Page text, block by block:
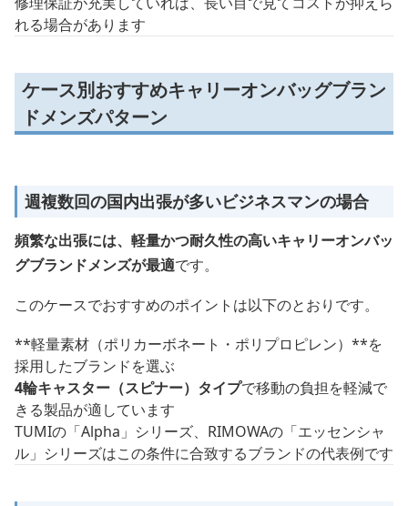
れる場合があります
ケース別おすすめキャリーオンバッグブラン
ドメンズパターン
週複数回の国内出張が多いビジネスマンの場合
頻繁な出張には、軽量かつ耐久性の高いキャリーオンバッ
グブランドメンズが最適です。
このケースでおすすめのポイントは以下のとおりです。
**軽量素材（ポリカーボネート・ポリプロピレン）**を
採用したブランドを選ぶ
4輪キャスター（スピナー）タイプで移動の負担を軽減で
きる製品が適しています
TUMIの「Alpha」シリーズ、RIMOWAの「エッセンシャ
ル」シリーズはこの条件に合致するブランドの代表例です